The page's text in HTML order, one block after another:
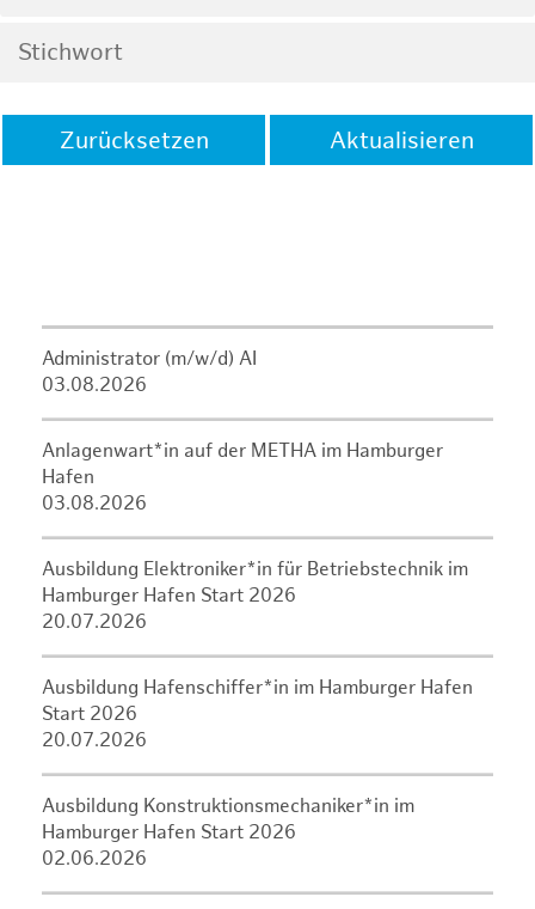
Zurücksetzen Aktualisieren
Administrator (m/w/d) AI
03.08.2026
Anlagenwart*in auf der METHA im Hamburger
Hafen
03.08.2026
Ausbildung Elektroniker*in für Betriebstechnik im
Hamburger Hafen Start 2026
20.07.2026
Ausbildung Hafenschiffer*in im Hamburger Hafen
Start 2026
20.07.2026
Ausbildung Konstruktionsmechaniker*in im
Hamburger Hafen Start 2026
02.06.2026